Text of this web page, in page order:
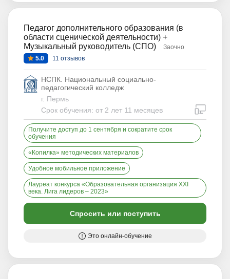
Педагог дополнительного образования (в
области сценической деятельности) +
Музыкальный руководитель (СПО)
Заочно
5.0
11 отзывов
НСПК. Национальный социально-
педагогический колледж
г. Пермь
Срок обучения: от 2 лет 11 месяцев
Получите доступ до 1 сентября и сократите срок
обучения
«Копилка» методических материалов
Удобное мобильное приложение
Лауреат конкурса «Образовательная организация XXI
века. Лига лидеров – 2023»
Спросить или поступить
Это онлайн-обучение